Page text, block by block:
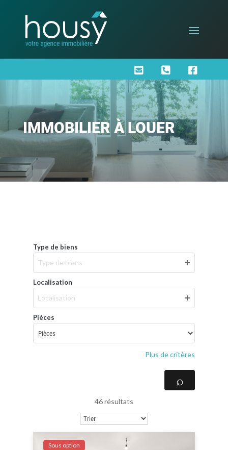
  
IMMOBILIER À LOUER
Type de biens
Type de biens
Localisation
Localisation
Pièces
Plus de critères
46 résultats
Sous option